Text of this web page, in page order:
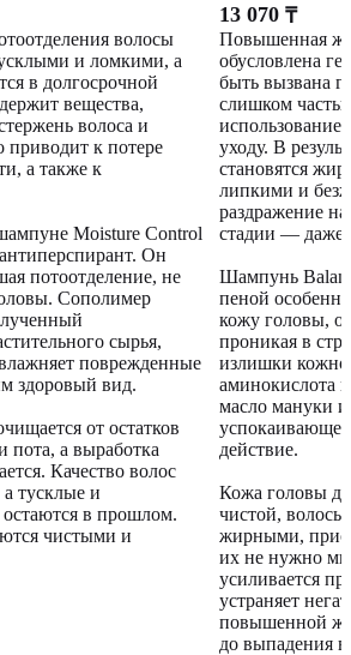
волосы
и ломкими, а
в долгосрочной
вещества,
волоса и
к потере
а также к
Moisture Control
Он
потоотделение, не
Сополимер
сырья,
поврежденные
здоровый вид.
от остатков
пота, а выработка
Качество волос
а тусклые и
в прошлом.
чистыми и
13 070 ₸
Повышенная
обусловлена
быть вызвана
слишком
уходу. В
становятся
липкими и
раздражение
стадии — даже
Шампунь
пеной
кожу головы,
проникая в
излишки
аминокислота
масло мануки
действие.
Кожа головы
чистой, волосы
жирными,
их не нужно
усиливается
устраняет
повышенной
до выпадения